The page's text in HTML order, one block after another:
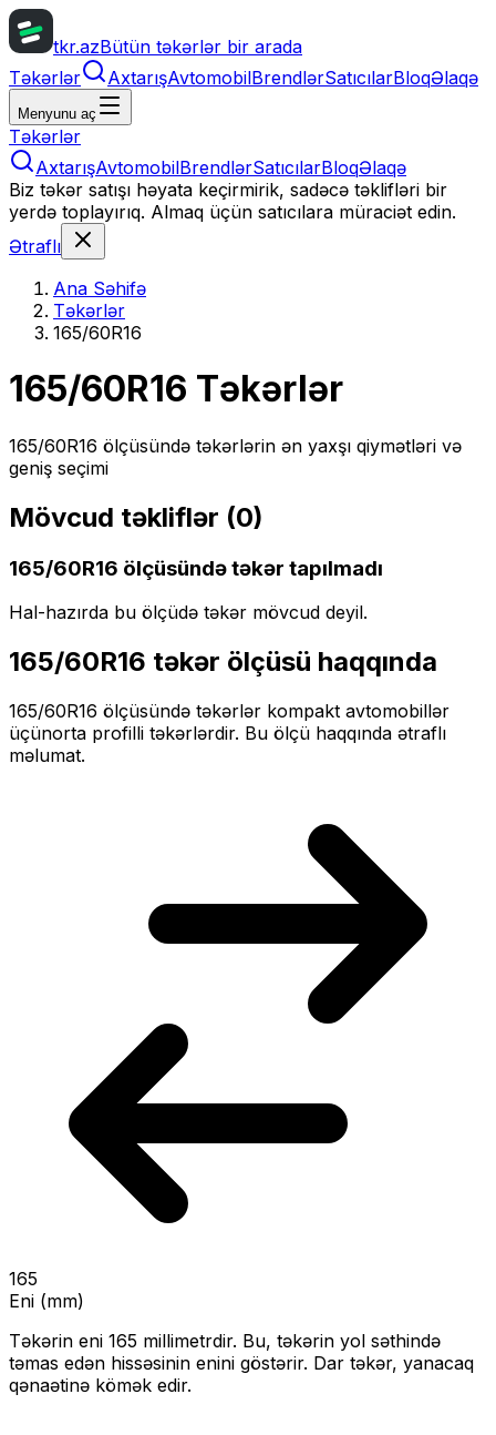
tkr.azBütün təkərlər bir arada
Təkərlər
AxtarışAvtomobilBrendlərSatıcılarBloqƏlaqə
Menyunu aç
Təkərlər
AxtarışAvtomobilBrendlərSatıcılarBloqƏlaqə
Biz təkər satışı həyata keçirmirik, sadəcə təklifləri bir
yerdə toplayırıq. Almaq üçün satıcılara müraciət edin.
Ətraflı
Ana Səhifə
Təkərlər
165/60R16
165/60R16 Təkərlər
165/60R16 ölçüsündə təkərlərin ən yaxşı qiymətləri və
geniş seçimi
Mövcud təkliflər (0)
165/60R16 ölçüsündə təkər tapılmadı
Hal-hazırda bu ölçüdə təkər mövcud deyil.
165/60R16 təkər ölçüsü haqqında
165/60R16 ölçüsündə təkərlər kompakt avtomobillər
üçünorta profilli təkərlərdir. Bu ölçü haqqında ətraflı
məlumat.
165
Eni (mm)
Təkərin eni 165 millimetrdir. Bu, təkərin yol səthində
təmas edən hissəsinin enini göstərir. Dar təkər, yanacaq
qənaətinə kömək edir.